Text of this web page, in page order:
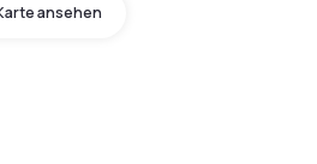
ansehen